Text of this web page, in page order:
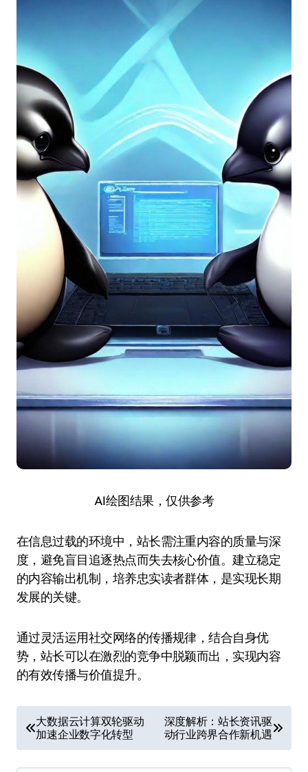
AI绘图结果，仅供参考
在信息过载的环境中，站长需注重内容的质量与深
度，避免盲目追逐热点而失去核心价值。建立稳定
的内容输出机制，培养忠实读者群体，是实现长期
发展的关键。
通过灵活运用社交网络的传播规律，结合自身优
势，站长可以在激烈的竞争中脱颖而出，实现内容
的有效传播与价值提升。
章
导
大数据云计算双轮驱动
加速企业数字化转型
深度解析：站长资讯驱
动行业跨界合作新机遇